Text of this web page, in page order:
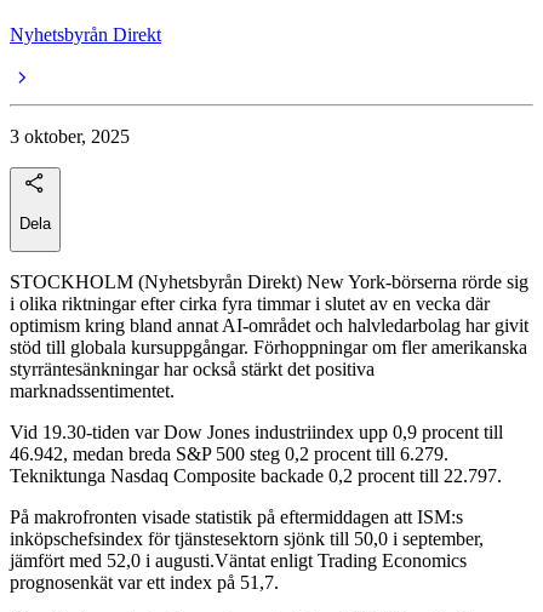
Nyhetsbyrån Direkt
3 oktober, 2025
Dela
STOCKHOLM (Nyhetsbyrån Direkt) New York-börserna rörde sig
i olika riktningar efter cirka fyra timmar i slutet av en vecka där
optimism kring bland annat AI-området och halvledarbolag har givit
stöd till globala kursuppgångar. Förhoppningar om fler amerikanska
styrräntesänkningar har också stärkt det positiva
marknadssentimentet.
Vid 19.30-tiden var Dow Jones industriindex upp 0,9 procent till
46.942, medan breda S&P 500 steg 0,2 procent till 6.279.
Tekniktunga Nasdaq Composite backade 0,2 procent till 22.797.
På makrofronten visade statistik på eftermiddagen att ISM:s
inköpschefsindex för tjänstesektorn sjönk till 50,0 i september,
jämfört med 52,0 i augusti.Väntat enligt Trading Economics
prognosenkät var ett index på 51,7.